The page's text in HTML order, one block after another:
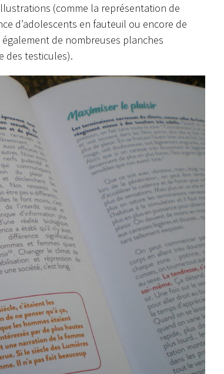
(comme la représentation de
d’adolescents en fauteuil ou encore de
de nombreuses planches
des testicules).